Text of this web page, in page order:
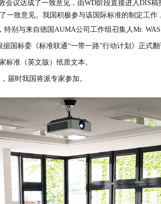
会议达成了一致意见，由WD阶段直接进入DIS稿
一致意见。我国积极参与该国际标准的制定工作
别与来自德国AUMA公司工作组召集人Mr.
国标委《标准联通“一带一路”行动计划》正式
标准（英文版）纸质文本。
届时我国将派专家参加。